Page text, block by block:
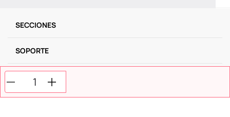
SECCIONES
SOPORTE
SERVICIOS